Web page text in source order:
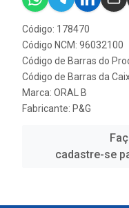
Código: 178470
Código NCM: 96032100
Código de Barras do
Código de Barras da
Marca: ORAL B
Fabricante: P&G
cadastre-se